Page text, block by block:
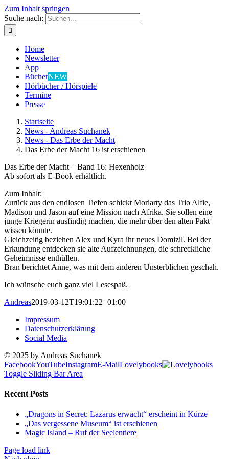
Zum Inhalt springen
Suche nach:
Home
Newsletter
App
BücherNEW
Hörbücher / Hörspiele
Termine
Presse
Startseite
News - Andreas Suchanek
News - Das Erbe der Macht
Das Erbe der Macht 16 ist erschienen
Das Erbe der Macht – Band 16: Hexenholz
Ab sofort als E-Book erhältlich.
Zum Inhalt:
Zurück aus den endlosen Tiefen schickt Moriarty das Trio Alfie,
Madison und Jason auf eine Mission nach Afrika. Sie sollen eine
junge Kriegerin ausfindig machen, die mehr über den alten Pakt
wissen könnte.
Gleichzeitig beziehen Alex und Kyra ihr neues Domizil. Bei der
Erkundung entdecken sie alte Aufzeichnungen, die schreckliche
Geheimnisse enthüllen.
Bran berichtet Anne, was mit dem anderen Unsterblichen geschah.
Ich wünsche euch ganz viel Lesespaß.
Andreas2019-03-12T19:01:22+01:00
Impressum
Datenschutzerklärung
Social Media
© 2025 by Andreas Suchanek
FacebookYouTubeInstagramE-MailLovelybooks
Toggle Sliding Bar Area
Recent Posts
„Dragons in Secret: Lazarus erwacht“ erscheint in Kürze
„Das vergessene Museum“ ist erschienen
Magic Island – Ruf der Seelentiere
Page load link